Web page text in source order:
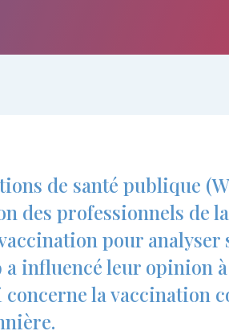
de santé publique
des professionnels de
pour analyser
influencé leur opinion
la vaccination